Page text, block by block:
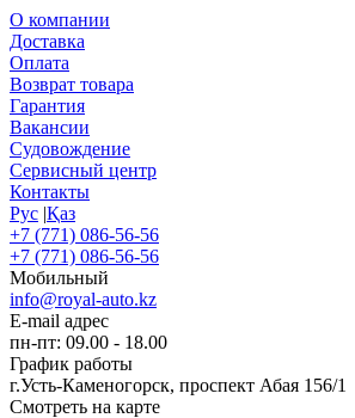
О компании
Доставка
Оплата
Возврат товара
Гарантия
Вакансии
Судовождение
Сервисный центр
Контакты
Рус |Қаз
+7 (771) 086-56-56
+7 (771) 086-56-56
Мобильный
info@royal-auto.kz
E-mail адрес
пн-пт: 09.00 - 18.00
График работы
г.Усть-Каменогорск, проспект Абая 156/1
Смотреть на карте